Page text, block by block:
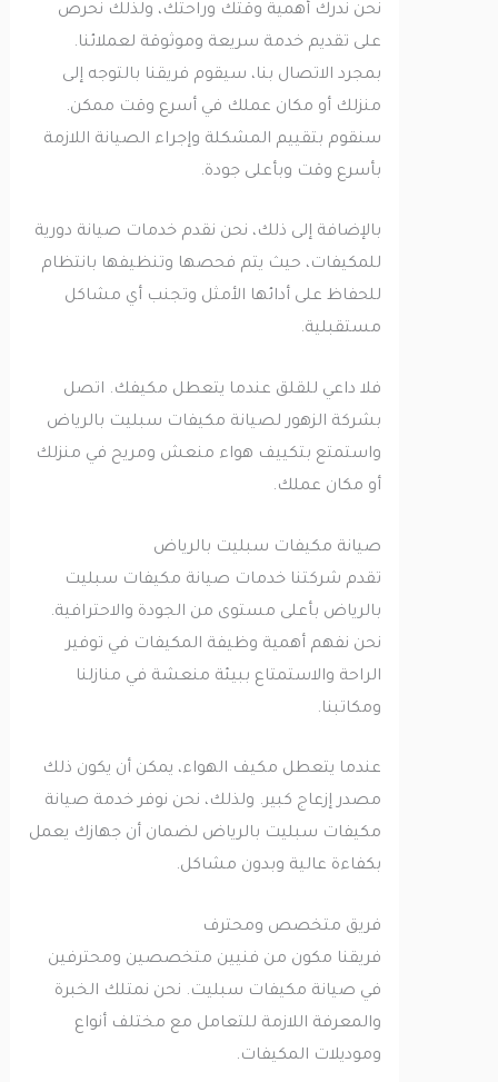
نحن ندرك أهمية وقتك وراحتك، ولذلك نحرص
على تقديم خدمة سريعة وموثوقة لعملائنا.
بمجرد الاتصال بنا، سيقوم فريقنا بالتوجه إلى
منزلك أو مكان عملك في أسرع وقت ممكن.
سنقوم بتقييم المشكلة وإجراء الصيانة اللازمة
بأسرع وقت وبأعلى جودة.
بالإضافة إلى ذلك، نحن نقدم خدمات صيانة دورية
للمكيفات، حيث يتم فحصها وتنظيفها بانتظام
للحفاظ على أدائها الأمثل وتجنب أي مشاكل
مستقبلية.
فلا داعي للقلق عندما يتعطل مكيفك. اتصل
بشركة الزهور لصيانة مكيفات سبليت بالرياض
واستمتع بتكييف هواء منعش ومريح في منزلك
أو مكان عملك.
صيانة مكيفات سبليت بالرياض
تقدم شركتنا خدمات صيانة مكيفات سبليت
بالرياض بأعلى مستوى من الجودة والاحترافية.
نحن نفهم أهمية وظيفة المكيفات في توفير
الراحة والاستمتاع ببيئة منعشة في منازلنا
ومكاتبنا.
عندما يتعطل مكيف الهواء، يمكن أن يكون ذلك
مصدر إزعاج كبير. ولذلك، نحن نوفر خدمة صيانة
مكيفات سبليت بالرياض لضمان أن جهازك يعمل
بكفاءة عالية وبدون مشاكل.
فريق متخصص ومحترف
فريقنا مكون من فنيين متخصصين ومحترفين
في صيانة مكيفات سبليت. نحن نمتلك الخبرة
والمعرفة اللازمة للتعامل مع مختلف أنواع
وموديلات المكيفات.